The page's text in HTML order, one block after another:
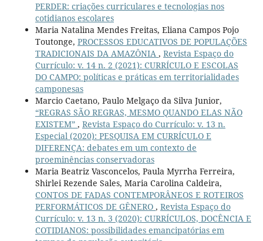
PERDER: criações curriculares e tecnologias nos
cotidianos escolares
Maria Natalina Mendes Freitas, Eliana Campos Pojo
Toutonge, PROCESSOS EDUCATIVOS DE POPULAÇÕES
TRADICIONAIS DA AMAZÔNIA , Revista Espaço do
Currículo: v. 14 n. 2 (2021): CURRÍCULO E ESCOLAS
DO CAMPO: políticas e práticas em territorialidades
camponesas
Marcio Caetano, Paulo Melgaço da Silva Junior,
“REGRAS SÃO REGRAS, MESMO QUANDO ELAS NÃO
EXISTEM” , Revista Espaço do Currículo: v. 13 n.
Especial (2020): PESQUISA EM CURRÍCULO E
DIFERENÇA: debates em um contexto de
proeminências conservadoras
Maria Beatriz Vasconcelos, Paula Myrrha Ferreira,
Shirlei Rezende Sales, Maria Carolina Caldeira,
CONTOS DE FADAS CONTEMPORÂNEOS E ROTEIROS
PERFORMÁTICOS DE GÊNERO , Revista Espaço do
Currículo: v. 13 n. 3 (2020): CURRÍCULOS, DOCÊNCIA E
COTIDIANOS: possibilidades emancipatórias em